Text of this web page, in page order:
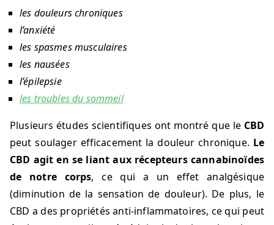
les douleurs chroniques
l’anxiété
les spasmes musculaires
les nausées
l’épilepsie
les troubles du sommeil
Plusieurs études scientifiques ont montré que le CBD
peut soulager efficacement la douleur chronique. Le
CBD agit en se liant aux récepteurs cannabinoïdes
de notre corps, ce qui a un effet analgésique
(diminution de la sensation de douleur). De plus, le
CBD a des propriétés anti-inflammatoires, ce qui peut